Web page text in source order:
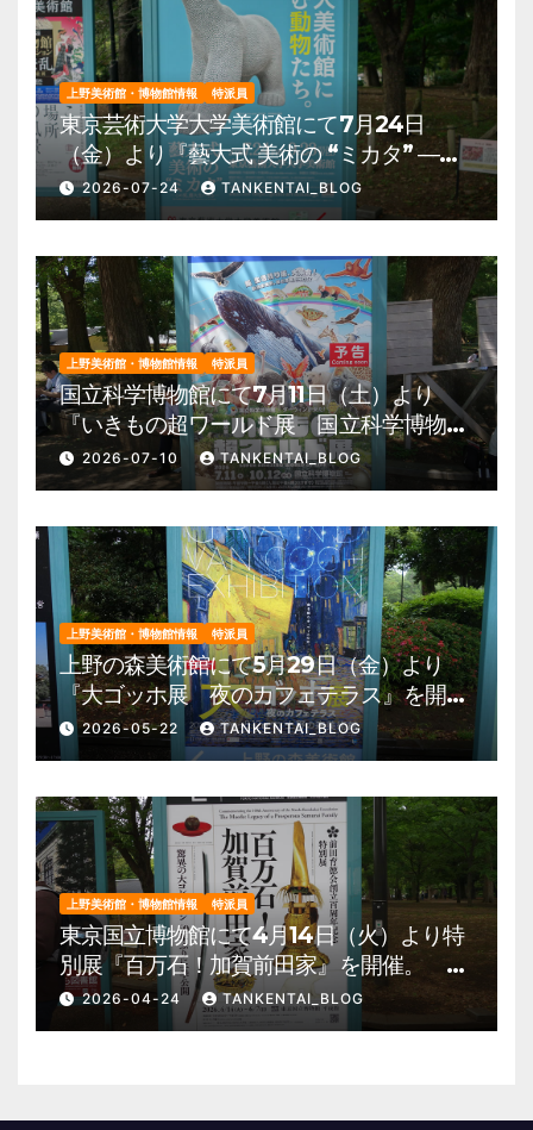
上野美術館・博物館情報 特派員
東京芸術大学大学美術館にて7月24日
（金）より『藝大式 美術の “ミカタ” ―こ
の夏、藝大生になる―』を開催。 上野公
園 美術館・博物館 混雑情報他
2026-07-24 TANKENTAI_BLOG
上野美術館・博物館情報 特派員
国立科学博物館にて7月11日（土）より
『いきもの超ワールド展 国立科学博物館
×ダーウィンが来た！』を開催。 上野公
園 美術館・博物館 混雑情報他
2026-07-10 TANKENTAI_BLOG
上野美術館・博物館情報 特派員
上野の森美術館にて5月29日（金）より
『大ゴッホ展 夜のカフェテラス』を開
催。 上野公園 美術館・博物館 混雑情
報他
2026-05-22 TANKENTAI_BLOG
上野美術館・博物館情報 特派員
東京国立博物館にて4月14日（火）より特
別展『百万石！加賀前田家』を開催。 上
野公園 美術館・博物館 混雑情報他
2026-04-24 TANKENTAI_BLOG